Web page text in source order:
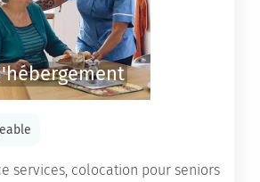
services, colocation pour seniors